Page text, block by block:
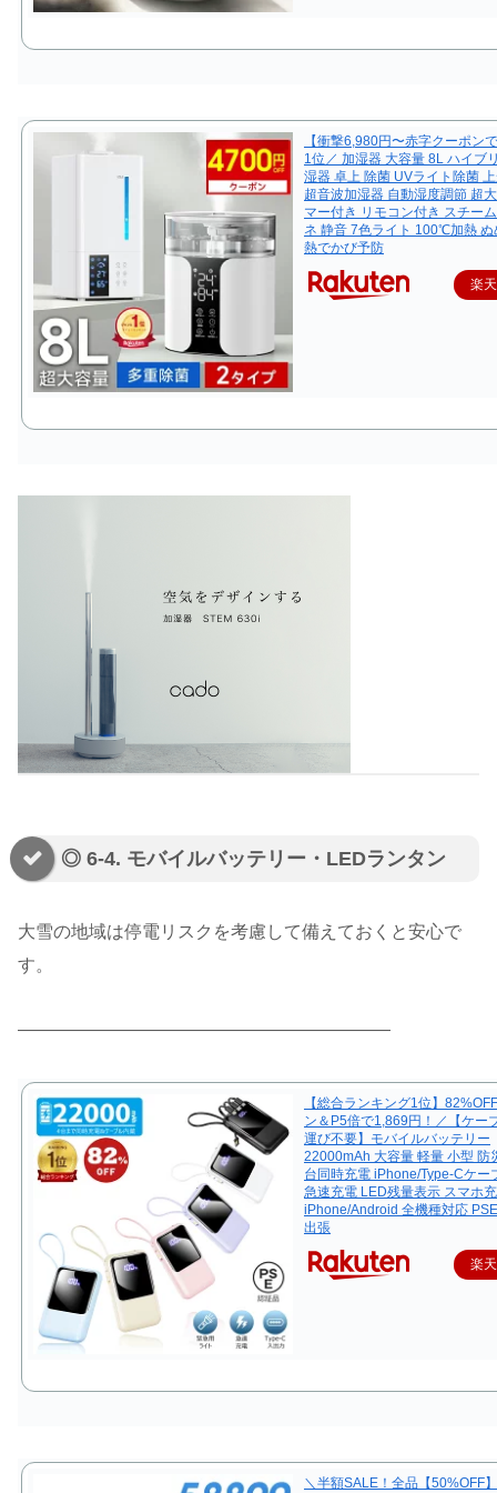
【衝撃6,980円〜赤字クーポン
1位／ 加湿器 大容量 8L ハイブ
湿器 卓上 除菌 UVライト除菌
超音波加湿器 自動湿度調節 超
マー付き リモコン付き スチー
ネ 静音 7色ライト 100℃加熱 ぬ
熱でかび予防
楽
◎ 6-4. モバイルバッテリー・LEDランタン
大雪の地域は停電リスクを考慮して備えておくと安心で
す。
―――――――――――――――――――――
【総合ランキング1位】
ン＆P5倍で1,869円！／【ケー
運び不要】モバイルバッテリー
22000mAh 大容量 軽量 小型 防
台同時充電 iPhone/Type-Cケー
急速充電 LED残量表示 スマホ
iPhone/Android 全機種対応
出張
楽
＼半額SALE！全品【50%OFF